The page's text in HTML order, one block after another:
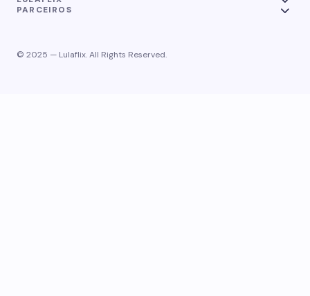
PARCEIROS
© 2025 — Lulaflix. All Rights Reserved.